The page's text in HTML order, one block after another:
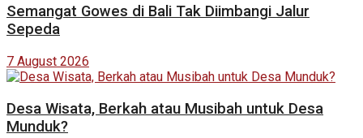
Semangat Gowes di Bali Tak Diimbangi Jalur
Sepeda
7 August 2026
Desa Wisata, Berkah atau Musibah untuk Desa
Munduk?